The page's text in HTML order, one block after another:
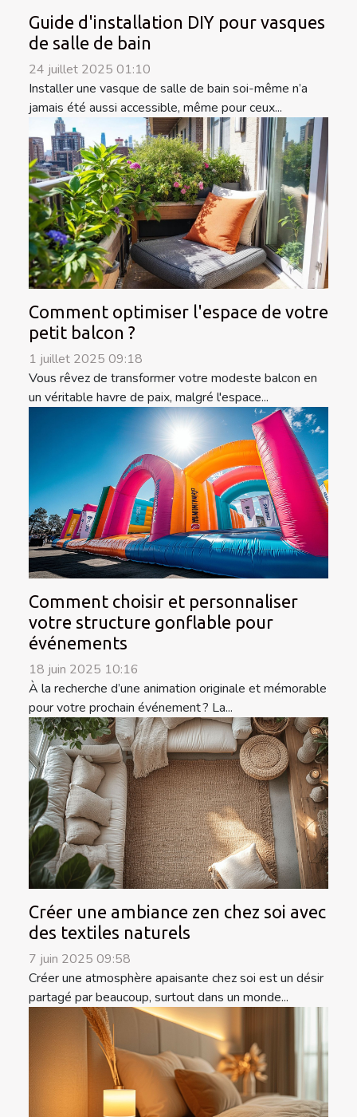
Guide d'installation DIY pour vasques
de salle de bain
24 juillet 2025 01:10
Installer une vasque de salle de bain soi-même n’a
jamais été aussi accessible, même pour ceux...
Comment optimiser l'espace de votre
petit balcon ?
1 juillet 2025 09:18
Vous rêvez de transformer votre modeste balcon en
un véritable havre de paix, malgré l'espace...
Comment choisir et personnaliser
votre structure gonflable pour
événements
18 juin 2025 10:16
À la recherche d’une animation originale et mémorable
pour votre prochain événement ? La...
Créer une ambiance zen chez soi avec
des textiles naturels
7 juin 2025 09:58
Créer une atmosphère apaisante chez soi est un désir
partagé par beaucoup, surtout dans un monde...